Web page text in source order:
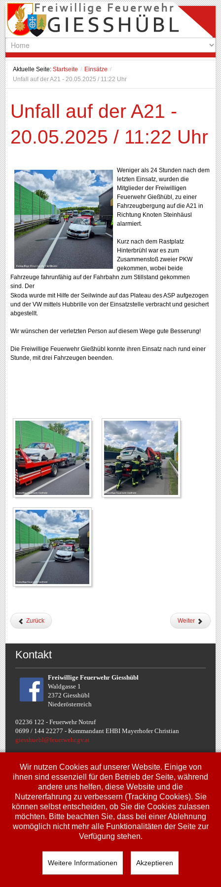
Aktuelle Seite:Startseite / Einsätze /
Unfall auf der A21 - 20.05.2025 / 11:22 Uhr
Unfall auf der A21 -
20.05.2025 / 11:22 Uhr
Weniger als 24 Stunden nach dem
letzten Einsatz, wurden die
Mitglieder der Freiwilligen
Feuerwehr Gießhübl, zu einer
Fahrzeugbergung auf die A21 in
Richtung Knoten Steinhäusl
alarmiert.
Kurz nach dem Rastplatz
Hinterbrühl war es zum
Zusammenstoß zweier PKW
gekommen, wobei beide
Fahrzeuge fahrunfähig auf der Fahrbahn zum Stillstand gekommen
sind. Der
Skoda wurde mit Hilfe der Seilwinde auf das Plateau des ASP aufgezogen
und der VW mittels Hubbrille von der Einsatzstelle verbracht und gesichert
abgestellt.
Wir wünschen der verletzten Person auf diesem Wege gute Besserung!
Die Freiwillige Feuerwehr Gießhübl konnte ihren Einsatz nach rund einer
Stunde, mit drei Fahrzeugen beenden.
Zurück Weiter
Kontakt
Freiwillige Feuerwehr Giesshübl
Waldgasse 1
2372 Giesshübl
Niederösterreich
02236 122 - Feuerwehr Notruf
0699 / 144 22277 - Kommandant EHBI Mayerhofer Christian
giesshuebl@feuerwehr.gv.at
Termine
Fr, 10. Jul.
00:00 Uhr
Jugendbewerbe FJLA
Sa, 11. Jul.
00:00 Uhr
Jugendbewerbe FJLA
Uhr
Jugendbewerbe FJLA
Wir nutzen Cookies auf unserer Website. Einige von
ihnen sind essenziell für den Betrieb der Seite, während
andere uns helfen, diese Website und die
Nutzererfahrung zu verbessern (Tracking Cookies). Sie
können selbst entscheiden, ob Sie die Cookies zulassen
möchten. Bitte beachten Sie, dass bei einer Ablehnung
womöglich nicht mehr alle Funktionalitäten der Seite zur
Verfügung stehen.
Weitere Informationen Akzeptieren